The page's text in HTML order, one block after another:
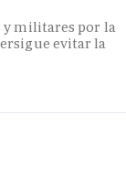
militares por la
evitar la